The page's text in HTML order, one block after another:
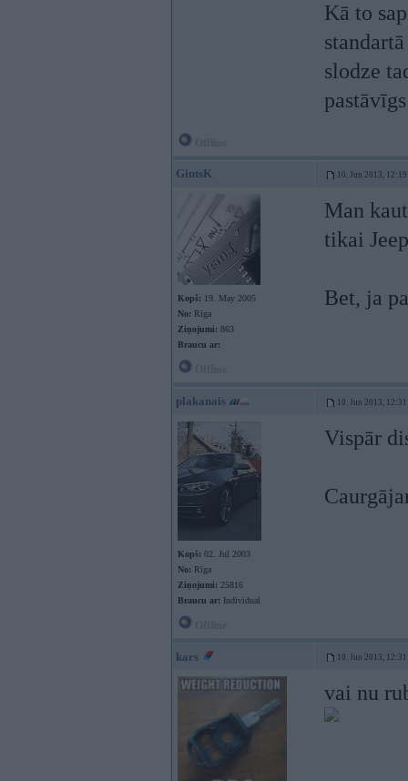
Kā to
slodze
GintsK 10. Jun 2013, 12:19
Kopš: 19. May 2005
No: Rīga
Ziņojumi: 863
Braucu ar:
Man
tikai
Bet, ja
plakanais 10. Jun 2013, 12:31
Kopš: 02. Jul 2003
No: Rīga
Ziņojumi: 25816
Braucu ar: Individual
Vispār
kars 10. Jun 2013, 12:31
vai nu